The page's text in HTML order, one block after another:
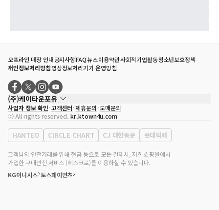
오프라인 매장 안내공지사항FAQ뉴스이용약관사회적기업활동청소년보호정책
개인정보처리방침영상정보처리기기 운영방침
(주)케이타운포유
대표자
송효민
사업자등록번호
120-87-71116
통신판매업 신고번호 제2011-서울강남-02223
대표전화
02-552-9855
사업자 정보 확인 고객센터 제휴문의 도매문의
ⓒ All rights reserved. kr.ktown4u.com
HANTEO CIRCLE CHART CJ 대한통운 롯데택배
고객님의 안전거래를 위해 현금 등으로 모든 결제시, 저희 쇼핑몰에서
가입한 구매안전 서비스 (에스크로)를 이용하실 수 있습니다.
KG이니시스 토스페이먼츠